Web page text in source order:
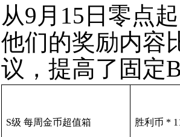
从9 月 15 日 零点起
他们的奖励内容
议 ， 提高了 固定
S级 每周金币超值箱 胜利币 *